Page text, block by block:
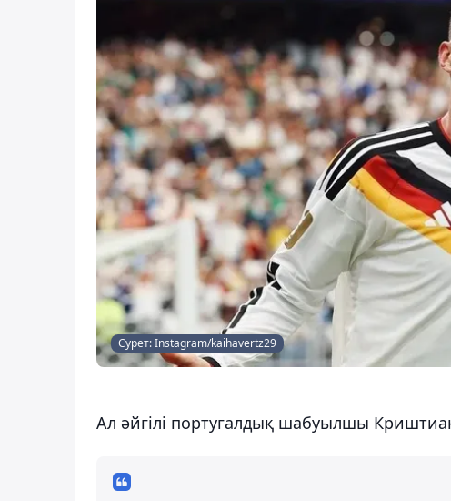
Сурет: Instagram/kaihavertz29
Ал әйгілі португалдық шабуылшы